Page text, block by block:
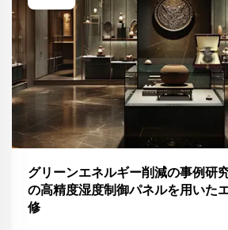
グリーンエネルギー削減の事例研
の高精度湿度制御パネルを用いた
修